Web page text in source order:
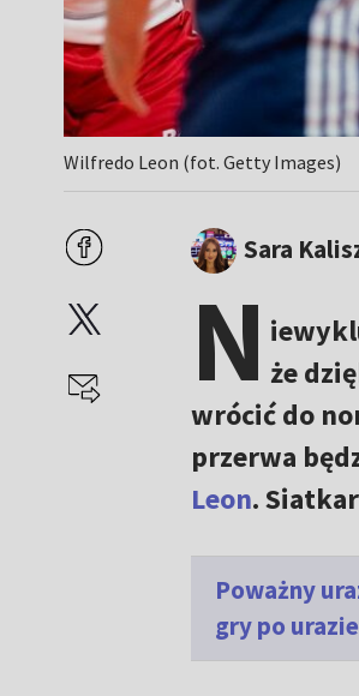
Wilfredo Leon (fot. Getty Images)
Sara
N że
wrócić do
przerwa
Leon.
Poważny
gry po